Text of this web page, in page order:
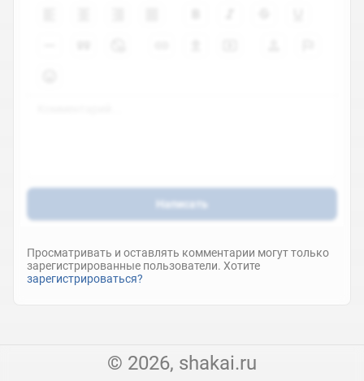
Написать
Просматривать и оставлять комментарии могут только
зарегистрированные пользователи. Хотите
зарегистрироваться?
© 2026, shakai.ru